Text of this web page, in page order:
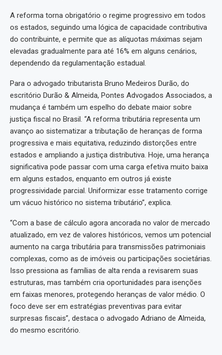
A reforma torna obrigatório o regime progressivo em todos
os estados, seguindo uma lógica de capacidade contributiva
do contribuinte, e permite que as alíquotas máximas sejam
elevadas gradualmente para até 16% em alguns cenários,
dependendo da regulamentação estadual.
Para o advogado tributarista Bruno Medeiros Durão, do
escritório Durão & Almeida, Pontes Advogados Associados, a
mudança é também um espelho do debate maior sobre
justiça fiscal no Brasil. “A reforma tributária representa um
avanço ao sistematizar a tributação de heranças de forma
progressiva e mais equitativa, reduzindo distorções entre
estados e ampliando a justiça distributiva. Hoje, uma herança
significativa pode passar com uma carga efetiva muito baixa
em alguns estados, enquanto em outros já existe
progressividade parcial. Uniformizar esse tratamento corrige
um vácuo histórico no sistema tributário”, explica.
“Com a base de cálculo agora ancorada no valor de mercado
atualizado, em vez de valores históricos, vemos um potencial
aumento na carga tributária para transmissões patrimoniais
complexas, como as de imóveis ou participações societárias.
Isso pressiona as famílias de alta renda a revisarem suas
estruturas, mas também cria oportunidades para isenções
em faixas menores, protegendo heranças de valor médio. O
foco deve ser em estratégias preventivas para evitar
surpresas fiscais”, destaca o advogado Adriano de Almeida,
do mesmo escritório.